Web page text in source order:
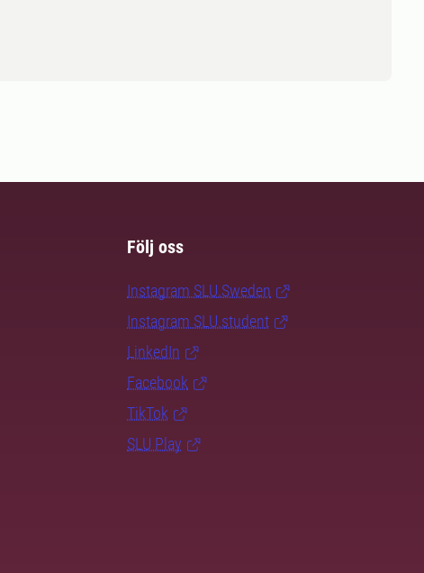
Följ oss
Instagram SLU.Sweden
Instagram SLU.student
LinkedIn
Facebook
TikTok
SLU Play